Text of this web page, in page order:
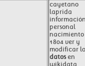
cayetano
laprida
personal
nacimiento
1804 ver y
modificar
datosen
wikidata